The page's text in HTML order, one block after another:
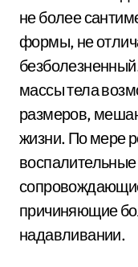
не более
формы, не
массы тела
размеров,
жизни. По мере
причиняющие
надавливании.